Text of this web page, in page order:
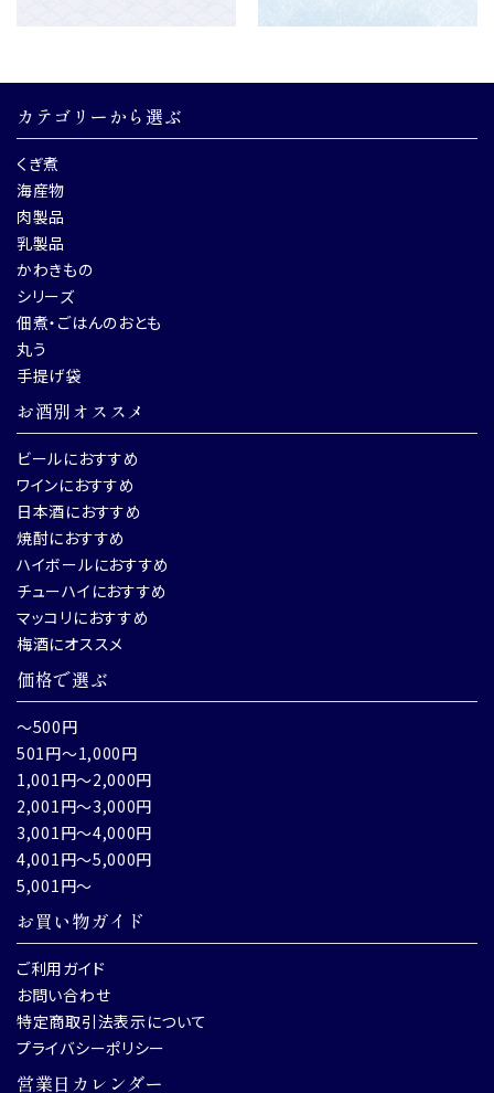
カテゴリーから選ぶ
くぎ煮
海産物
肉製品
乳製品
かわきもの
シリーズ
佃煮・ごはんのおとも
丸う
手提げ袋
お酒別オススメ
ビールにおすすめ
ワインにおすすめ
日本酒におすすめ
焼酎におすすめ
ハイボールにおすすめ
チューハイにおすすめ
マッコリにおすすめ
梅酒にオススメ
価格で選ぶ
～500円
501円～1,000円
1,001円～2,000円
2,001円～3,000円
3,001円～4,000円
4,001円～5,000円
5,001円～
お買い物ガイド
ご利用ガイド
お問い合わせ
特定商取引法表示について
プライバシーポリシー
営業日カレンダー